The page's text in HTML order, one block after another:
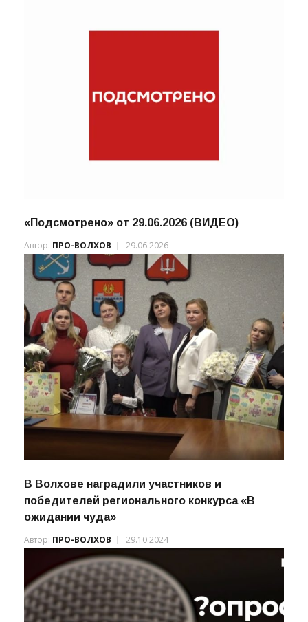
«Подсмотрено» от 29.06.2026 (ВИДЕО)
Автор: ПРО-ВОЛХОВ 29.06.2026
В Волхове наградили участников и
победителей регионального конкурса «В
ожидании чуда»
Автор: ПРО-ВОЛХОВ 29.10.2024